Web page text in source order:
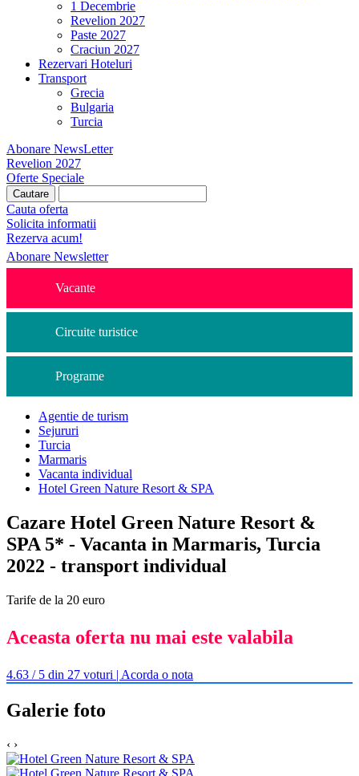
1 Decembrie
Revelion 2027
Paste 2027
Craciun 2027
Rezervari Hoteluri
Transport
Grecia
Bulgaria
Turcia
Abonare NewsLetter
Revelion 2027
Oferte Speciale
Cauta oferta
Solicita informatii
Rezerva acum!
Abonare Newsletter
Vacante
Circuite turistice
Programe
Agentie de turism
Sejururi
Turcia
Marmaris
Vacanta individual
Hotel Green Nature Resort & SPA
Cazare Hotel Green Nature Resort &
SPA 5* - Vacanta in Marmaris, Turcia
2022 - transport individual
Tarife de la 20 euro
Aceasta oferta nu mai este valabila
4.63 / 5 din 27 voturi | Acorda o nota
Galerie foto
‹ ›